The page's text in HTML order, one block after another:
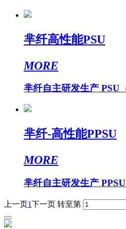
芈纤高性能PSU
MORE
芈纤自主研发生产 PSU
芈纤-高性能PPSU
MORE
芈纤自主研发生产
上一页1下一页 转至第